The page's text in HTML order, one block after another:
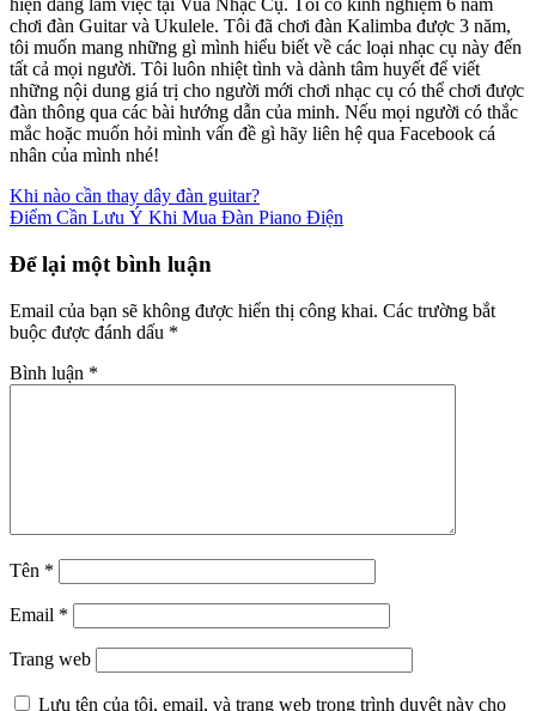
hiện đang làm việc tại Vua Nhạc Cụ. Tôi có kinh nghiệm 6 năm
chơi đàn Guitar và Ukulele. Tôi đã chơi đàn Kalimba được 3 năm,
tôi muốn mang những gì mình hiểu biết về các loại nhạc cụ này đến
tất cả mọi người. Tôi luôn nhiệt tình và dành tâm huyết để viết
những nội dung giá trị cho người mới chơi nhạc cụ có thể chơi được
đàn thông qua các bài hướng dẫn của minh. Nếu mọi người có thắc
mắc hoặc muốn hỏi mình vấn đề gì hãy liên hệ qua Facebook cá
nhân của mình nhé!
Khi nào cần thay dây đàn guitar?
Điểm Cần Lưu Ý Khi Mua Đàn Piano Điện
Để lại một bình luận
Email của bạn sẽ không được hiển thị công khai. Các trường bắt
buộc được đánh dấu *
Bình luận *
Tên *
Email *
Trang web
Lưu tên của tôi, email, và trang web trong trình duyệt này cho